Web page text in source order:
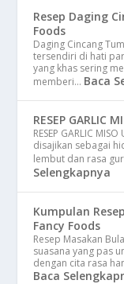
Resep Daging
Foods
Daging Cincang
tersendiri di hati
yang khas sering
memberi… Baca
RESEP GARLIC
RESEP GARLIC
disajikan sebagai
lembut dan rasa
Selengkapnya
Kumpulan
Fancy Foods
Resep Masakan
suasana yang pas
dengan cita rasa
Baca